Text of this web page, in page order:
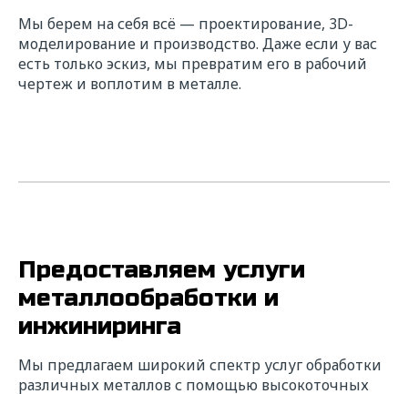
Мы берем на себя всё — проектирование, 3D-
моделирование и производство. Даже если у вас
есть только эскиз, мы превратим его в рабочий
чертеж и воплотим в металле.
Предоставляем услуги
металлообработки и
инжиниринга
Мы предлагаем широкий спектр услуг обработки
различных металлов с помощью высокоточных